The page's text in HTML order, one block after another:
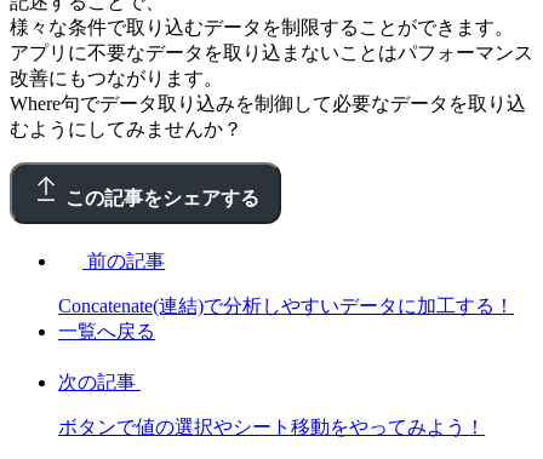
様々な条件で取り込むデータを制限することができます。
アプリに不要なデータを取り込まないことはパフォーマンス
改善にもつながります。
Where句でデータ取り込みを制御して必要なデータを取り込
むようにしてみませんか？
この記事をシェアする
前の記事
Concatenate(連結)で分析しやすいデータに加工する！
一覧へ戻る
次の記事
ボタンで値の選択やシート移動をやってみよう！